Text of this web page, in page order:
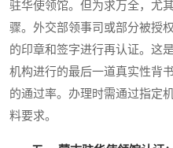
驻华使领馆。但为求万全，尤
骤。外交部领事司或部分被授
的印章和签字进行再认证。这
机构进行的最后一道真实性背
的通过率。办理时需通过指定
料要求。